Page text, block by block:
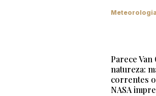
Meteorologia
Parece Van
natureza:
correntes
NASA